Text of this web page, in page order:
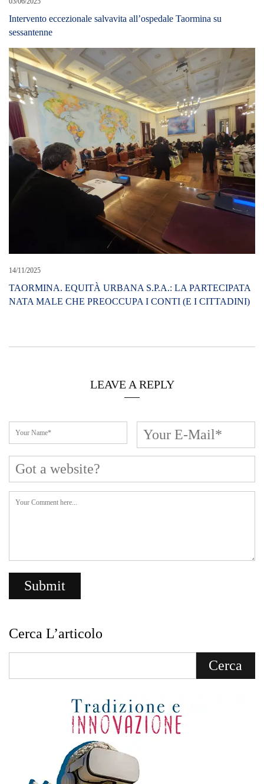
Intervento eccezionale salvavita all’ospedale Taormina su
sessantenne
14/11/2025
TAORMINA. EQUITÀ URBANA S.P.A.: LA PARTECIPATA
NATA MALE CHE PREOCCUPA I CONTI (E I CITTADINI)
LEAVE A REPLY
Cerca L’articolo